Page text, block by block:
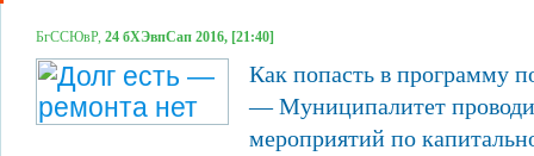
БгССЮвР, 24 бХЭвпСап 2016, [21:40]
Как попасть в программу
— Муниципалитет
мероприятий по